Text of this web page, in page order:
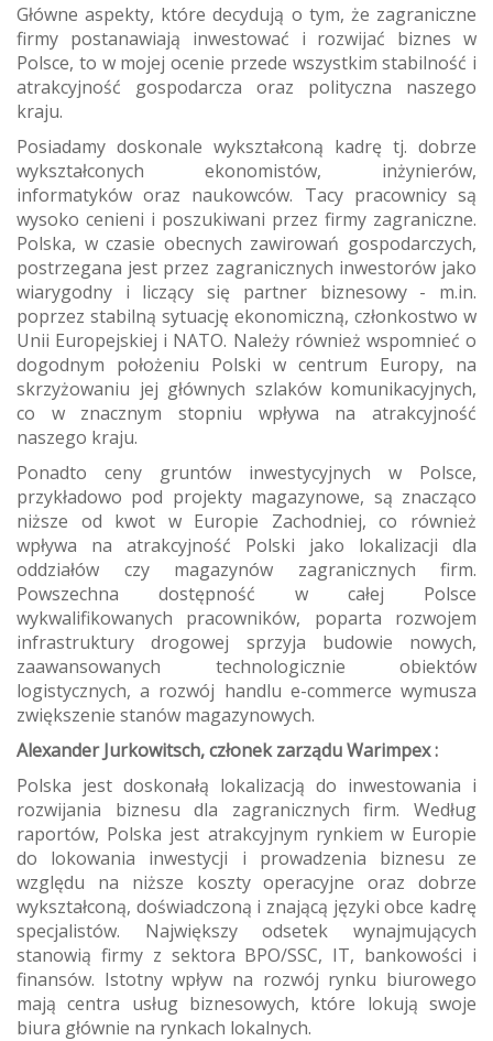
Główne aspekty, które decydują o tym, że zagraniczne
firmy postanawiają inwestować i rozwijać biznes w
Polsce, to w mojej ocenie przede wszystkim stabilność i
atrakcyjność gospodarcza oraz polityczna naszego
kraju.
Posiadamy doskonale wykształconą kadrę tj. dobrze
wykształconych ekonomistów, inżynierów,
informatyków oraz naukowców. Tacy pracownicy są
wysoko cenieni i poszukiwani przez firmy zagraniczne.
Polska, w czasie obecnych zawirowań gospodarczych,
postrzegana jest przez zagranicznych inwestorów jako
wiarygodny i liczący się partner biznesowy - m.in.
poprzez stabilną sytuację ekonomiczną, członkostwo w
Unii Europejskiej i NATO. Należy również wspomnieć o
dogodnym położeniu Polski w centrum Europy, na
skrzyżowaniu jej głównych szlaków komunikacyjnych,
co w znacznym stopniu wpływa na atrakcyjność
naszego kraju.
Ponadto ceny gruntów inwestycyjnych w Polsce,
przykładowo pod projekty magazynowe, są znacząco
niższe od kwot w Europie Zachodniej, co również
wpływa na atrakcyjność Polski jako lokalizacji dla
oddziałów czy magazynów zagranicznych firm.
Powszechna dostępność w całej Polsce
wykwalifikowanych pracowników, poparta rozwojem
infrastruktury drogowej sprzyja budowie nowych,
zaawansowanych technologicznie obiektów
logistycznych, a rozwój handlu e-commerce wymusza
zwiększenie stanów magazynowych.
Alexander Jurkowitsch, członek zarządu Warimpex :
Polska jest doskonałą lokalizacją do inwestowania i
rozwijania biznesu dla zagranicznych firm. Według
raportów, Polska jest atrakcyjnym rynkiem w Europie
do lokowania inwestycji i prowadzenia biznesu ze
względu na niższe koszty operacyjne oraz dobrze
wykształconą, doświadczoną i znającą języki obce kadrę
specjalistów. Największy odsetek wynajmujących
stanowią firmy z sektora BPO/SSC, IT, bankowości i
finansów. Istotny wpływ na rozwój rynku biurowego
mają centra usług biznesowych, które lokują swoje
biura głównie na rynkach lokalnych.